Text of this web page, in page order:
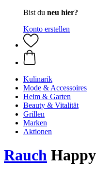
Bist du neu hier?
Konto erstellen
Kulinarik
Mode & Accessoires
Heim & Garten
Beauty & Vitalität
Grillen
Marken
Aktionen
Rauch